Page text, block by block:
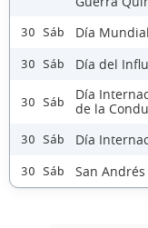
30 Sáb Día
30 Sáb Día del
30 Sáb
Día
de la
30 Sáb Día
30 Sáb San